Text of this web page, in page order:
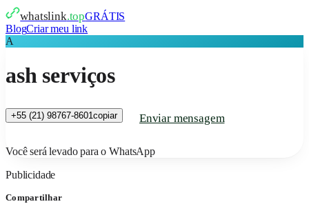
whatslink.topGRÁTIS
BlogCriar meu link
A
ash serviços
+55 (21) 98767-8601copiar Enviar mensagem
Você será levado para o WhatsApp
Publicidade
Compartilhar